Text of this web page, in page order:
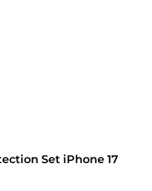
Set iPhone 17